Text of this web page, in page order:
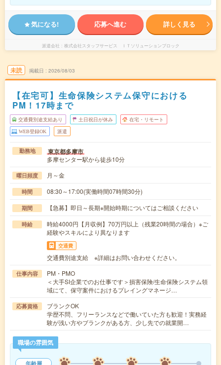
気になる! 応募へ進む 詳しく見る
派遣会社 株式会社スタッフサービス ＩＴソリューションブロック
未読 掲載日 2026/08/03
【在宅可】生命保険システム保守における
PM！17時まで
交通費別途支給あり 土日祝日が休み 在宅・リモート
WEB登録OK 派遣
勤務地 東京都多摩市
多摩センター駅から徒歩10分
曜日頻度 月～金
時間 08:30～17:00(実働時間07時間30分)
期間 【急募】即日～長期※開始時期についてはご相談ください
時給
時給4000円【月収例】70万円以上（残業20時間の場合）※ご
経験やスキルにより異なります
交通費
交通費別途支給 ※詳細はお問い合わせください。
仕事内容
PM・PMO
＜大手SI企業でのお仕事です＞損害保険/生命保険システム領
域にて、保守案件におけるプレイングマネージ…
応募資格
ブランクOK
学歴不問、フリーランスなどで働いていた方も歓迎！実務経
験が浅い方やブランクがある方、少し先での就業開…
職場の雰囲気
年齢層